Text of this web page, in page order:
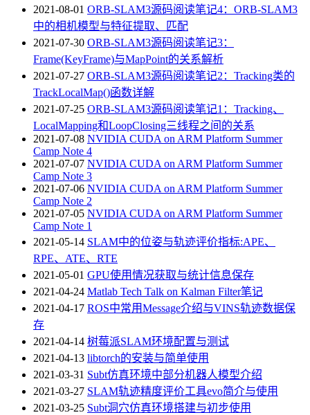
2021-08-01 ORB-SLAM3源码阅读笔记4：ORB-SLAM3
中的相机模型与特征提取、匹配
2021-07-30 ORB-SLAM3源码阅读笔记3：
Frame(KeyFrame)与MapPoint的关系解析
2021-07-27 ORB-SLAM3源码阅读笔记2：Tracking类的
TrackLocalMap()函数详解
2021-07-25 ORB-SLAM3源码阅读笔记1：Tracking、
LocalMapping和LoopClosing三线程之间的关系
2021-07-08 NVIDIA CUDA on ARM Platform Summer
Camp Note 4
2021-07-07 NVIDIA CUDA on ARM Platform Summer
Camp Note 3
2021-07-06 NVIDIA CUDA on ARM Platform Summer
Camp Note 2
2021-07-05 NVIDIA CUDA on ARM Platform Summer
Camp Note 1
2021-05-14 SLAM中的位姿与轨迹评价指标:APE、
RPE、ATE、RTE
2021-05-01 GPU使用情况获取与统计信息保存
2021-04-24 Matlab Tech Talk on Kalman Filter笔记
2021-04-17 ROS中常用Message介绍与VINS轨迹数据保
存
2021-04-14 树莓派SLAM环境配置与测试
2021-04-13 libtorch的安装与简单使用
2021-03-31 Subt仿真环境中部分机器人模型介绍
2021-03-27 SLAM轨迹精度评价工具evo简介与使用
2021-03-25 Subt洞穴仿真环境搭建与初步使用